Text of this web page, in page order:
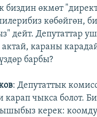
биздин өкмөт
көбөйгөн,
дейт. Депутаттар
караны
барбы?
: Депутаттык
карап чыкса болот.
керек: